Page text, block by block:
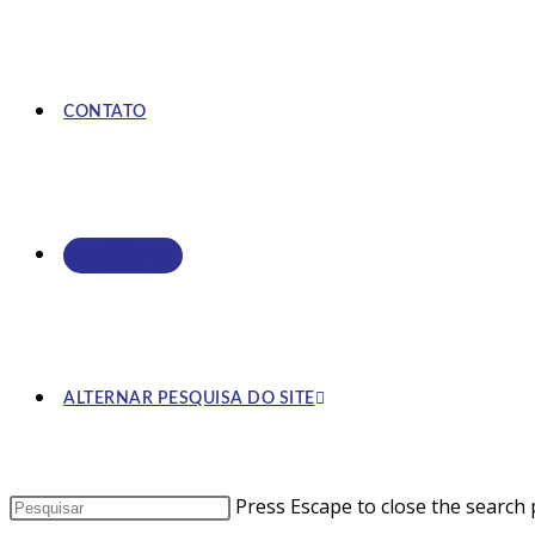
CONTATO
ALTERNAR PESQUISA DO SITE
Press Escape to close the search